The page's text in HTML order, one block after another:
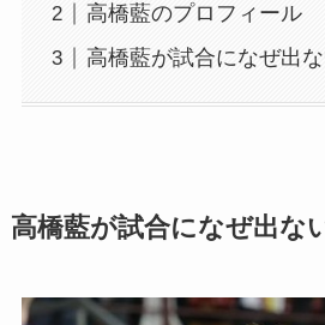
高橋藍のプロフィール
高橋藍が試合になぜ出
高橋藍が試合になぜ出な